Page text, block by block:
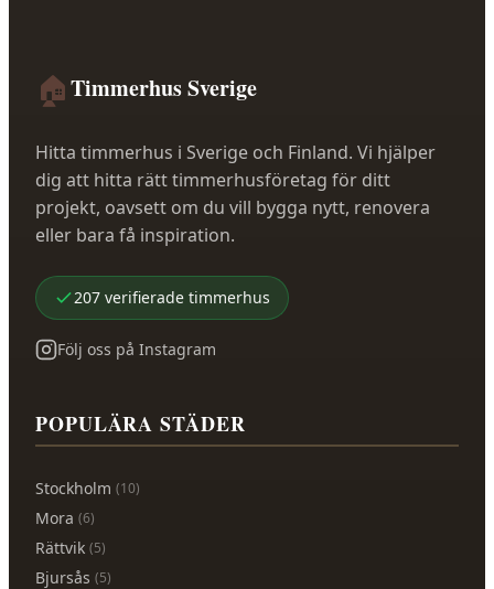
🏠Timmerhus Sverige
Hitta timmerhus i Sverige och Finland. Vi hjälper
dig att hitta rätt timmerhusföretag för ditt
projekt, oavsett om du vill bygga nytt, renovera
eller bara få inspiration.
207 verifierade timmerhus
Följ oss på Instagram
POPULÄRA STÄDER
Stockholm (10)
Mora (6)
Rättvik (5)
Bjursås (5)